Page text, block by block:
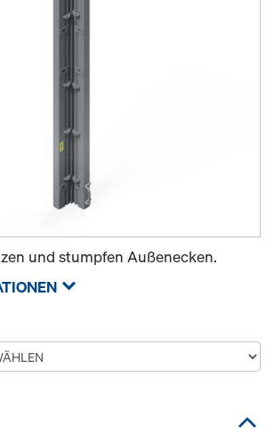
und stumpfen Außenecken.